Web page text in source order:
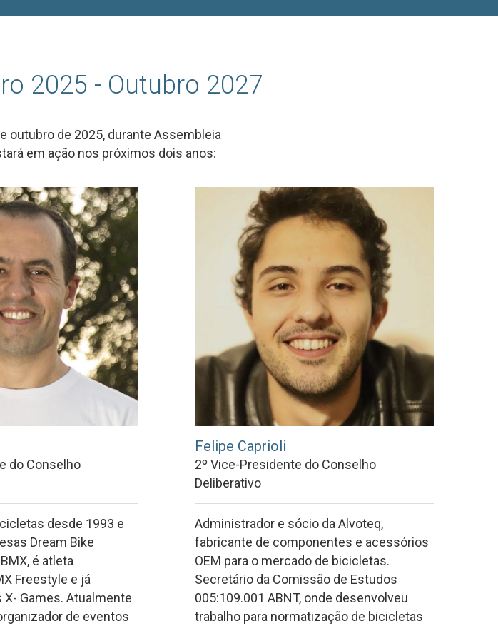
2025 - Outubro 2027
outubro de 2025, durante Assembleia
em ação nos próximos dois anos:
do Conselho
desde 1993 e
Dream Bike
é atleta
Freestyle e já
Games. Atualmente
de eventos
Felipe Caprioli
2º Vice-Presidente do Conselho
Deliberativo
Administrador e sócio da Alvoteq,
fabricante de componentes e acessórios
OEM para o mercado de bicicletas.
Secretário da Comissão de Estudos
005:109.001 ABNT, onde desenvolveu
trabalho para normatização de bicicletas